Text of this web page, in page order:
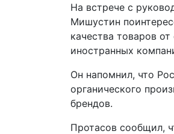
На встрече с
Мишустин
качества товаров
иностранных
Он напомнил, что
органического
брендов.
Протасов сообщил,